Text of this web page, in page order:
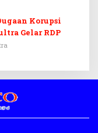
Korupsi
Gelar RDP